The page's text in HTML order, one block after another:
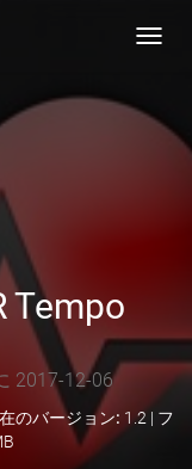
Tempo
2017-12-06
のバージョン: 1.2 | フ